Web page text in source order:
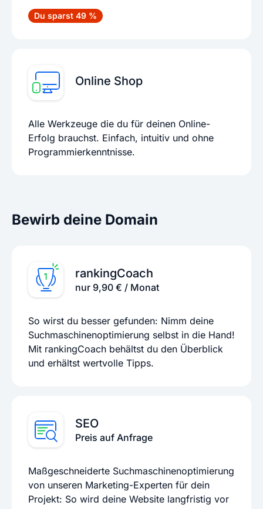
Du sparst 49 %
Online Shop
Alle Werkzeuge die du für deinen Online-
Erfolg brauchst. Einfach, intuitiv und ohne
Programmierkenntnisse.
Bewirb deine Domain
rankingCoach
nur 9,90 € / Monat
So wirst du besser gefunden: Nimm deine
Suchmaschinenoptimierung selbst in die Hand!
Mit rankingCoach behältst du den Überblick
und erhältst wertvolle Tipps.
SEO
Preis auf Anfrage
Maßgeschneiderte Suchmaschinenoptimierung
von unseren Marketing-Experten für dein
Projekt: So wird deine Website langfristig vor